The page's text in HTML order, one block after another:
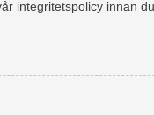
integritetspolicy innan